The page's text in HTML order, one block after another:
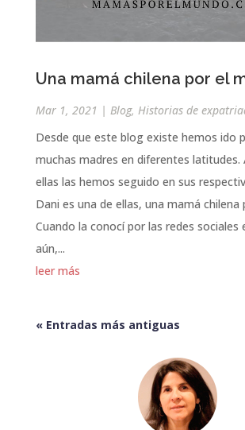
Una mamá chilena por el
Mar 1, 2021 | Blog, Historias de
Desde que este blog existe hemos ido
muchas madres en diferentes latitudes.
ellas las hemos seguido en sus
Dani es una de ellas, una mamá chilena
Cuando la conocí por las redes sociales
aún,...
leer más
« Entradas más antiguas